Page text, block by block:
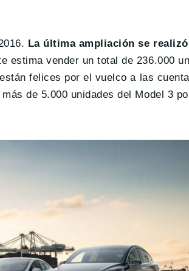
La última ampliación se
estima vender un total de 236.000
felices por el vuelco a las
de 5.000 unidades del Model 3